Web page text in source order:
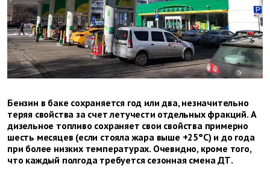
Бензин в баке сохраняется год или два, незначительно
теряя свойства за счет летучести отдельных фракций. А
дизельное топливо сохраняет свои свойства примерно
шесть месяцев (если стояла жара выше +25°С) и до года
при более низких температурах. Очевидно, кроме того,
что каждый полгода требуется сезонная смена ДТ.